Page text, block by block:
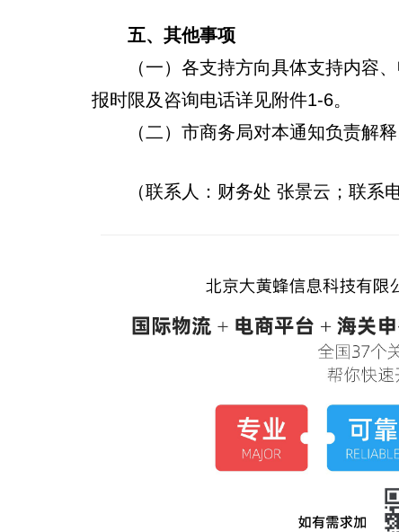
五、其他事项
（一）各支持方向具体支持内容、
报时限及咨询电话详见附件1-6。
（二）市商务局对本通知负责解释
（联系人：财务处 张景云；联系电